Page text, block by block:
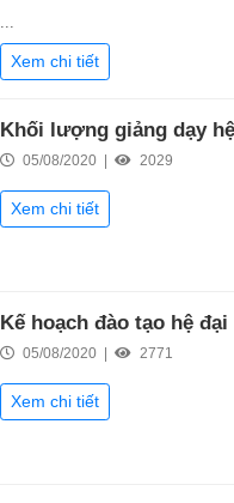
...
Xem chi tiết
Khối lượng giảng dạy
05/08/2020 | 2029
Xem chi tiết
Kế hoạch đào tạo hệ
05/08/2020 | 2771
Xem chi tiết